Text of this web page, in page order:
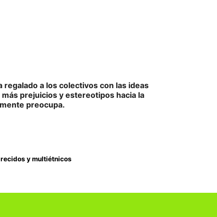
regalado a los colectivos con las ideas
prejuicios y estereotipos hacia la
preocupa.
y multiétnicos